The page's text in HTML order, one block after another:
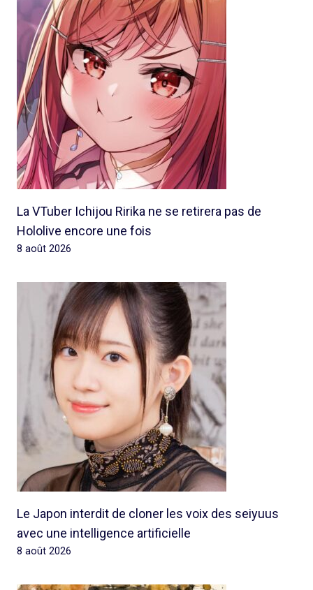
La VTuber Ichijou Ririka ne se retirera pas de
Hololive encore une fois
8 août 2026
Le Japon interdit de cloner les voix des seiyuus
avec une intelligence artificielle
8 août 2026